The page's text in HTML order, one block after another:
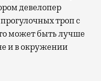
девелопер
троп с
может быть лучше
и в окружении